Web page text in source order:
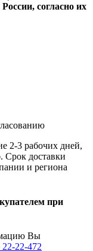
согласно их
2-3 рабочих дней,
Срок доставки
и региона
при
Вы
22-472